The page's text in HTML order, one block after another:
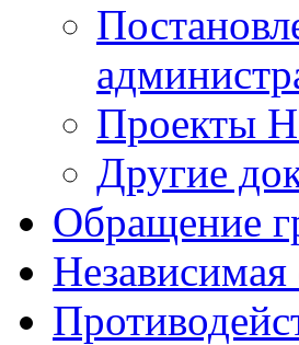
Проекты
Другие
Обращение
Независимая